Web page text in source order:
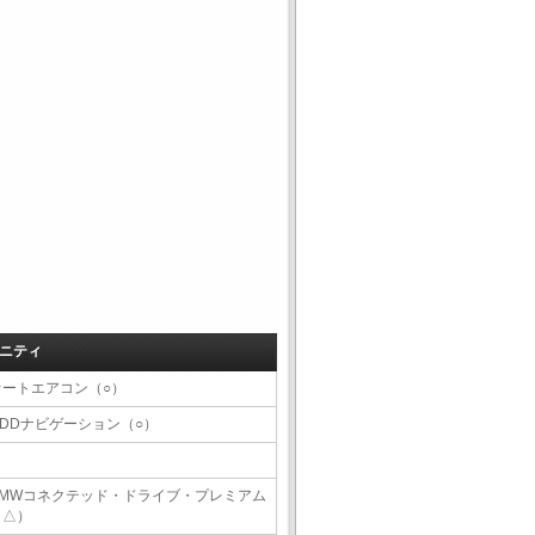
ティ
トエアコン（○）
ナビゲーション（○）
コネクテッド・ドライブ・プレミアム
）